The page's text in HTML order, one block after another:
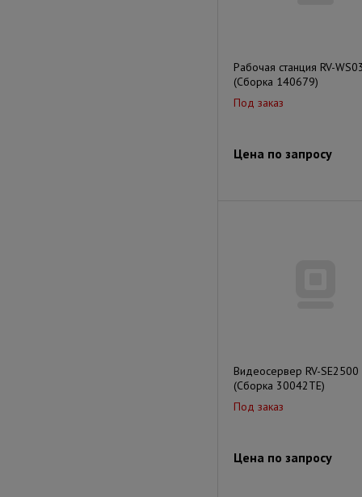
Рабочая станция RV-
(Сборка 140679)
Под заказ
Цена по запросу
Видеосервер RV-SE2500
(Сборка 30042TE)
Под заказ
Цена по запросу